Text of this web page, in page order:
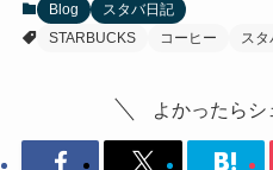
Blog
スタバ日記
STARBUCKS
コーヒー スタ
よかったらシ